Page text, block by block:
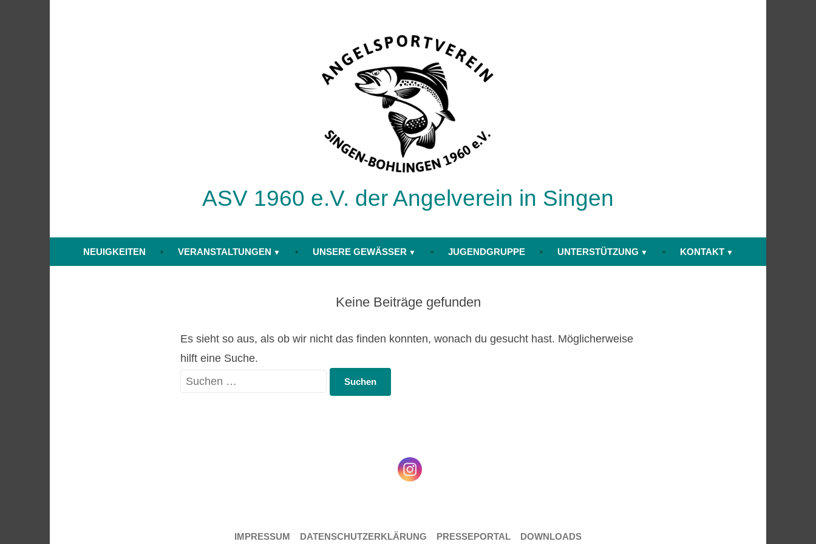
ASV 1960 e.V. der Angelverein in Singen
NEUIGKEITEN VERANSTALTUNGEN UNSERE GEWÄSSER JUGENDGRUPPE UNTERSTÜTZUNG KONTAKT
Keine Beiträge gefunden
Es sieht so aus, als ob wir nicht das finden konnten, wonach du gesucht hast. Möglicherweise
hilft eine Suche.
Suche
IMPRESSUM DATENSCHUTZERKLÄRUNG PRESSEPORTAL DOWNLOADS